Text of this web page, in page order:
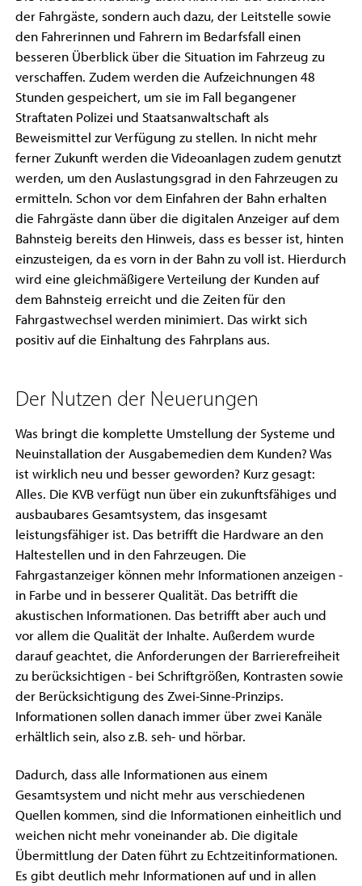
der Fahrgäste, sondern auch dazu, der Leitstelle sowie
den Fahrerinnen und Fahrern im Bedarfsfall einen
besseren Überblick über die Situation im Fahrzeug zu
verschaffen. Zudem werden die Aufzeichnungen 48
Stunden gespeichert, um sie im Fall begangener
Straftaten Polizei und Staatsanwaltschaft als
Beweismittel zur Verfügung zu stellen. In nicht mehr
ferner Zukunft werden die Videoanlagen zudem genutzt
werden, um den Auslastungsgrad in den Fahrzeugen zu
ermitteln. Schon vor dem Einfahren der Bahn erhalten
die Fahrgäste dann über die digitalen Anzeiger auf dem
Bahnsteig bereits den Hinweis, dass es besser ist, hinten
einzusteigen, da es vorn in der Bahn zu voll ist. Hierdurch
wird eine gleichmäßigere Verteilung der Kunden auf
dem Bahnsteig erreicht und die Zeiten für den
Fahrgastwechsel werden minimiert. Das wirkt sich
positiv auf die Einhaltung des Fahrplans aus.
Der Nutzen der Neuerungen
Was bringt die komplette Umstellung der Systeme und
Neuinstallation der Ausgabemedien dem Kunden? Was
ist wirklich neu und besser geworden? Kurz gesagt:
Alles. Die KVB verfügt nun über ein zukunftsfähiges und
ausbaubares Gesamtsystem, das insgesamt
leistungsfähiger ist. Das betrifft die Hardware an den
Haltestellen und in den Fahrzeugen. Die
Fahrgastanzeiger können mehr Informationen anzeigen -
in Farbe und in besserer Qualität. Das betrifft die
akustischen Informationen. Das betrifft aber auch und
vor allem die Qualität der Inhalte. Außerdem wurde
darauf geachtet, die Anforderungen der Barrierefreiheit
zu berücksichtigen - bei Schriftgrößen, Kontrasten sowie
der Berücksichtigung des Zwei-Sinne-Prinzips.
Informationen sollen danach immer über zwei Kanäle
erhältlich sein, also z.B. seh- und hörbar.
Dadurch, dass alle Informationen aus einem
Gesamtsystem und nicht mehr aus verschiedenen
Quellen kommen, sind die Informationen einheitlich und
weichen nicht mehr voneinander ab. Die digitale
Übermittlung der Daten führt zu Echtzeitinformationen.
Es gibt deutlich mehr Informationen auf und in allen